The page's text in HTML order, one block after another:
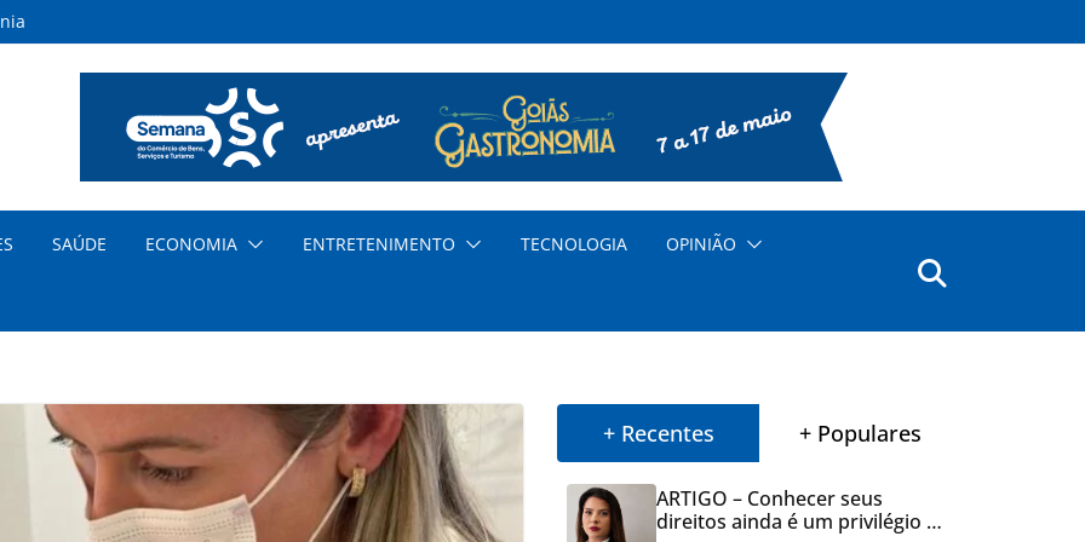
SAÚDE ECONOMIA ENTRETENIMENTO TECNOLOGIA OPINIÃO
+ Recentes + Populares
ARTIGO – Conhecer seus
direitos ainda é um privilégio no